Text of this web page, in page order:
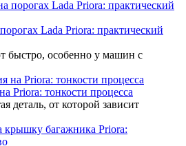
Lada Priora: практический
быстро, особенно у машин с
Priora: тонкости процесса
деталь, от которой зависит